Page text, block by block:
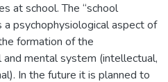
at school. The “school
psychophysiological aspect of
formation of the
mental system (intellectual,
In the future it is planned to